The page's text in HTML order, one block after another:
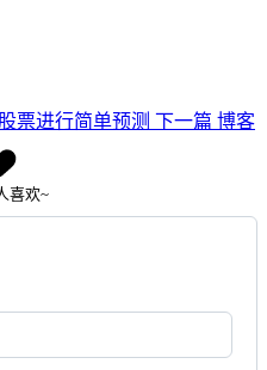
票进行简单预测 下一篇 博客